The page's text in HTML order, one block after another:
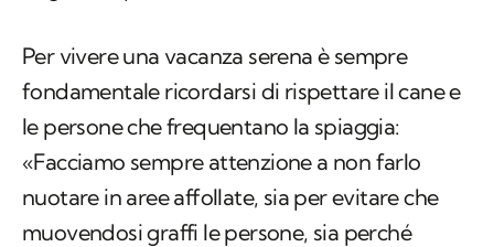
Per vivere una vacanza serena è sempre
fondamentale ricordarsi di rispettare il cane e
le persone che frequentano la spiaggia:
«Facciamo sempre attenzione a non farlo
nuotare in aree affollate, sia per evitare che
muovendosi graffi le persone, sia perché